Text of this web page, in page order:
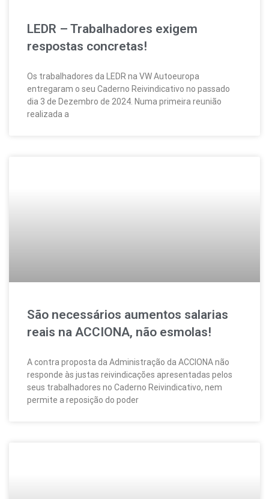
LEDR – Trabalhadores exigem
respostas concretas!
Os trabalhadores da LEDR na VW Autoeuropa
entregaram o seu Caderno Reivindicativo no passado
dia 3 de Dezembro de 2024. Numa primeira reunião
realizada a
São necessários aumentos salarias
reais na ACCIONA, não esmolas!
A contra proposta da Administração da ACCIONA não
responde às justas reivindicações apresentadas pelos
seus trabalhadores no Caderno Reivindicativo, nem
permite a reposição do poder